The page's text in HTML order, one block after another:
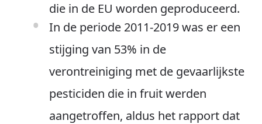
die in de EU worden geproduceerd.
In de periode 2011-2019 was er een
stijging van 53% in de
verontreiniging met de gevaarlijkste
pesticiden die in fruit werden
aangetroffen, aldus het rapport dat